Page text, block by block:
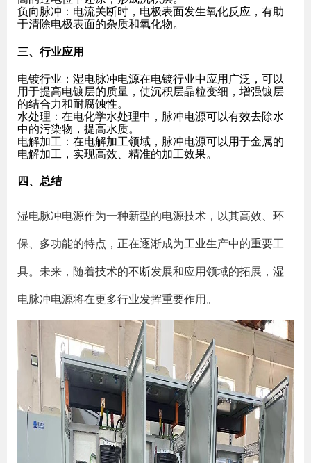
负向脉冲 ：电流关断时，电极表面发生氧化反应，有助
于清除电极表面的杂质和氧化物。
三、行业应用
电镀行业 ：湿电脉冲电源在电镀行业中应用广泛，可以
用于提高电镀层的质量，使沉积层晶粒变细，增强镀层
的结合力和耐腐蚀性。
水处理 ：在电化学水处理中，脉冲电源可以有效去除水
中的污染物，提高水质。
电解加工 ：在电解加工领域，脉冲电源可以用于金属的
电解加工，实现高效、精准的加工效果。
四、总结
湿电脉冲电源作为一种新型的电源技术，以其高效、环
保、多功能的特点，正在逐渐成为工业生产中的重要工
具。未来，随着技术的不断发展和应用领域的拓展，湿
电脉冲电源将在更多行业发挥重要作用。